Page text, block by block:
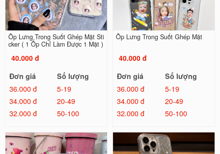
Ốp Lưng Trong Suốt Ghép Mặt Sti
cker ( 1 Ốp Chỉ Làm Được 1 Mặt )
40.000 đ
Đơn giá
Số lượng
36.000 đ
5-19
34.000 đ
20-49
32.000 đ
50-100
Ốp Lưng Trong Suốt Ghép Mặt
40.000 đ
Đơn giá
Số lượng
36.000 đ
5-19
34.000 đ
20-49
32.000 đ
50-100